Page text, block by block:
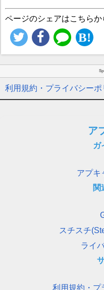
ページのシェアはこちらか
利用規約・プライバシーポ
ア
ガ
アプキ
関
スチスチ
ライ
利用規約・プ